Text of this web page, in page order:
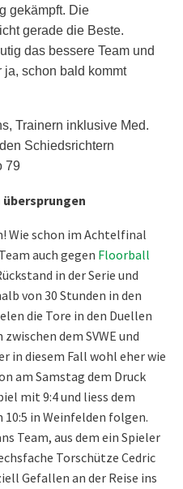
gekämpft. Die
gerade die Beste.
das bessere Team und
ja, schon bald kommt
Trainern inklusive Med.
Schiedsrichtern
79
übersprungen
Wie schon im Achtelfinal
auch gegen Floorball
in der Serie und
von 30 Stunden in den
die Tore in den Duellen
dem SVWE und
in diesem Fall wohl eher wie
am Samstag dem Druck
mit 9:4 und liess dem
in Weinfelden folgen.
Team, aus dem ein Spieler
Torschütze Cedric
Gefallen an der Reise ins